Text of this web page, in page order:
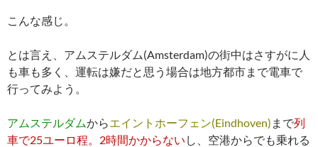
こんな感じ。
とは言え、アムステルダム(Amsterdam)の街中はさすがに人
も車も多く、運転は嫌だと思う場合は地方都市まで電車で
行ってみよう。
アムステルダムからエイントホーフェン(Eindhoven) まで列
車で25ユーロ程。2時間かからない し、空港からでも乗れる